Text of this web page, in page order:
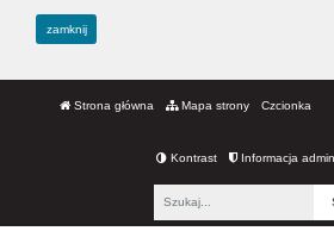
zamknij
Strona główna Mapa strony Czcionka
Kontrast Informacja